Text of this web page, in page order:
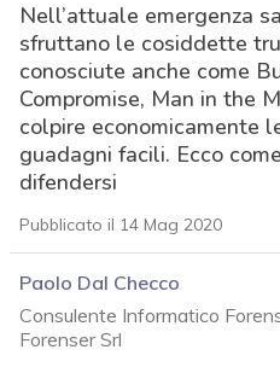
Nell’attuale emergenza
sfruttano le cosiddette
conosciute anche come
Compromise, Man in the
colpire economicamente
guadagni facili. Ecco
difendersi
Pubblicato il 14 Mag 2020
Paolo Dal Checco
Consulente Informatico
Forenser Srl